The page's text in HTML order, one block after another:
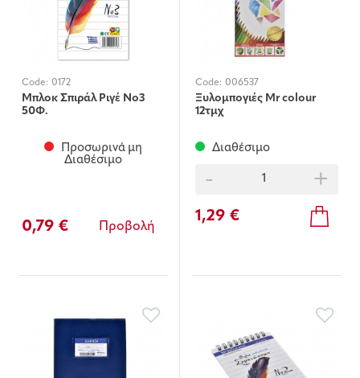
Code: 0172
Μπλοκ Σπιράλ Ριγέ Νο3
50Φ.
Προσωρινά μη
Διαθέσιμο
0,79 € Προβολή
Code: 006537
Ξυλομπογιές Mr colour
12τμχ
Διαθέσιμο
- +
1,29 €